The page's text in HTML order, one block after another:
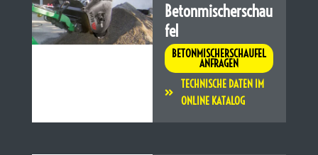
Betonmischerschau
fel
BETONMISCHERSCHAUFEL
ANFRAGEN
TECHNISCHE DATEN IM
ONLINE KATALOG